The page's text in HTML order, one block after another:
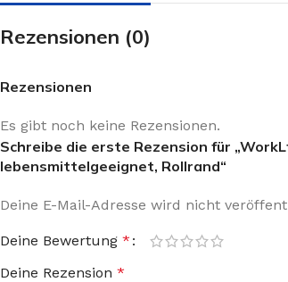
Rezensionen (0)
Rezensionen
Es gibt noch keine Rezensionen.
Schreibe die erste Rezension für
lebensmittelgeeignet, Rollrand“
Deine E-Mail-Adresse wird nicht
Deine Bewertung *
Deine Rezension *